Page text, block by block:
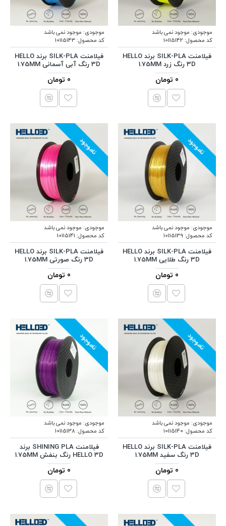
موجودی: موجود نمی باشد
کد محصول: 10115142
فیلامنت SILK-PLA برند HELLO
3D رنگ زرد 1.75MM
0 تومان
موجودی: موجود نمی باشد
کد محصول:10115143
فیلامنت SILK-PLA برند HELLO
3D رنگ آبی آسمانی 1.75MM
0 تومان
ناموجود
موجودی: موجود نمی باشد
کد محصول: 10115139
فیلامنت SILK-PLA برند HELLO
3D رنگ طلایی 1.75MM
0 تومان
ناموجود
موجودی: موجود نمی باشد
کد محصول: 10115141
فیلامنت SILK-PLA برند HELLO
3D رنگ صورتی 1.75MM
0 تومان
ناموجود
موجودی: موجود نمی باشد
کد محصول: 10115140
فیلامنت SILK-PLA برند HELLO
3D رنگ سفید 1.75MM
0 تومان
ناموجود
موجودی: موجود نمی باشد
کد محصول:10115138
فیلامنت SHINING PLA برند
HELLO 3D رنگ بنفش 1.75MM
0 تومان